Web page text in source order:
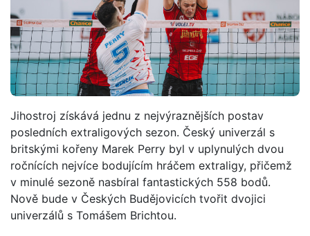
Jihostroj získává jednu z nejvýraznějších postav
posledních extraligových sezon. Český univerzál s
britskými kořeny Marek Perry byl v uplynulých dvou
ročnících nejvíce bodujícím hráčem extraligy, přičemž
v minulé sezoně nasbíral fantastických 558 bodů.
Nově bude v Českých Budějovicích tvořit dvojici
univerzálů s Tomášem Brichtou.